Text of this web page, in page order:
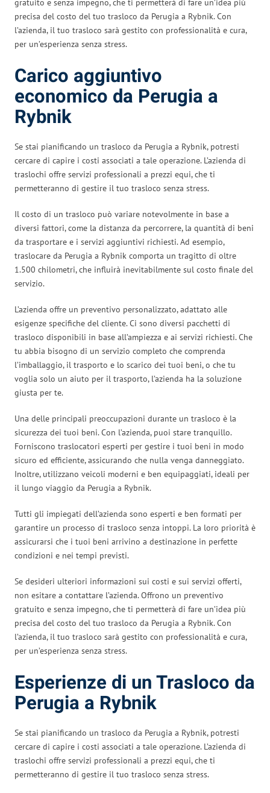
gratuito e senza impegno, che ti permetterà di fare un’idea più
precisa del costo del tuo trasloco da Perugia a Rybnik. Con
l’azienda, il tuo trasloco sarà gestito con professionalità e cura,
per un’esperienza senza stress.
Carico aggiuntivo
economico da Perugia a
Rybnik
Se stai pianificando un trasloco da Perugia a Rybnik, potresti
cercare di capire i costi associati a tale operazione. L’azienda di
traslochi offre servizi professionali a prezzi equi, che ti
permetteranno di gestire il tuo trasloco senza stress.
Il costo di un trasloco può variare notevolmente in base a
diversi fattori, come la distanza da percorrere, la quantità di beni
da trasportare e i servizi aggiuntivi richiesti. Ad esempio,
traslocare da Perugia a Rybnik comporta un tragitto di oltre
1.500 chilometri, che influirà inevitabilmente sul costo finale del
servizio.
L’azienda offre un preventivo personalizzato, adattato alle
esigenze specifiche del cliente. Ci sono diversi pacchetti di
trasloco disponibili in base all’ampiezza e ai servizi richiesti. Che
tu abbia bisogno di un servizio completo che comprenda
l’imballaggio, il trasporto e lo scarico dei tuoi beni, o che tu
voglia solo un aiuto per il trasporto, l’azienda ha la soluzione
giusta per te.
Una delle principali preoccupazioni durante un trasloco è la
sicurezza dei tuoi beni. Con l’azienda, puoi stare tranquillo.
Forniscono traslocatori esperti per gestire i tuoi beni in modo
sicuro ed efficiente, assicurando che nulla venga danneggiato.
Inoltre, utilizzano veicoli moderni e ben equipaggiati, ideali per
il lungo viaggio da Perugia a Rybnik.
Tutti gli impiegati dell’azienda sono esperti e ben formati per
garantire un processo di trasloco senza intoppi. La loro priorità è
assicurarsi che i tuoi beni arrivino a destinazione in perfette
condizioni e nei tempi previsti.
Se desideri ulteriori informazioni sui costi e sui servizi offerti,
non esitare a contattare l’azienda. Offrono un preventivo
gratuito e senza impegno, che ti permetterà di fare un’idea più
precisa del costo del tuo trasloco da Perugia a Rybnik. Con
l’azienda, il tuo trasloco sarà gestito con professionalità e cura,
per un’esperienza senza stress.
Esperienze di un Trasloco da
Perugia a Rybnik
Se stai pianificando un trasloco da Perugia a Rybnik, potresti
cercare di capire i costi associati a tale operazione. L’azienda di
traslochi offre servizi professionali a prezzi equi, che ti
permetteranno di gestire il tuo trasloco senza stress.